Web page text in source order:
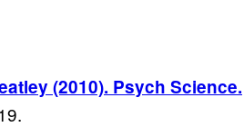
(2010). Psych Science.